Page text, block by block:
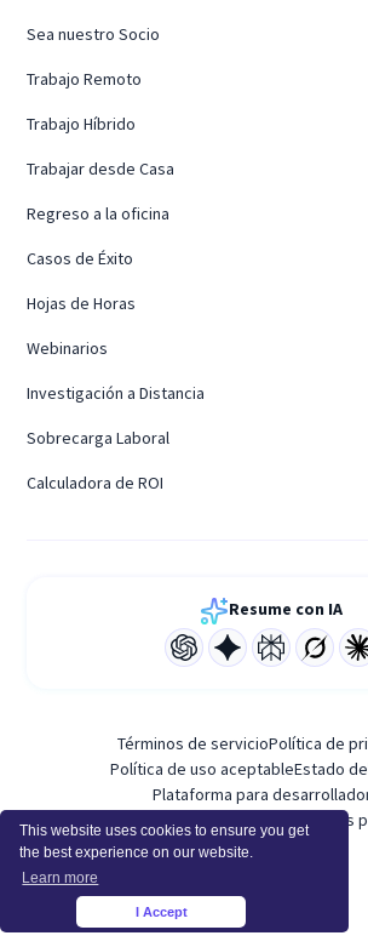
This website uses cookies to ensure you get
the best experience on our website.
Learn more
I Accept
Sea nuestro Socio
Trabajo Remoto
Trabajo Híbrido
Trabajar desde Casa
Regreso a la oficina
Casos de Éxito
Hojas de Horas
Webinarios
Investigación a Distancia
Sobrecarga Laboral
Calculadora de ROI
Resume con IA
Términos de servicioPolítica de
Política de uso aceptableEstado
Plataforma para
Anexo de procesamiento de datos